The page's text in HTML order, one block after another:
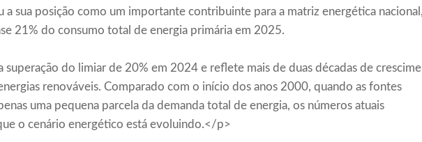
a sua posição como um importante contribuinte para a matriz energética nacional,
21% do consumo total de energia primária em 2025.
superação do limiar de 20% em 2024 e reflete mais de duas décadas de
renováveis. Comparado com o início dos anos 2000, quando as fontes
uma pequena parcela da demanda total de energia, os números atuais
o cenário energético está evoluindo.</p>